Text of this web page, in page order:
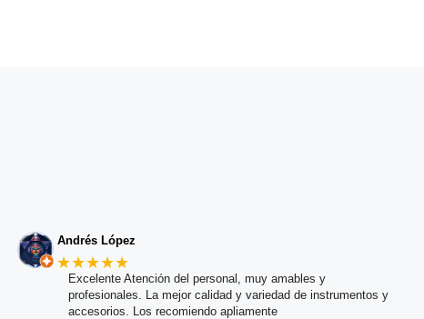
Andrés López
★★★★★
Excelente Atención del personal, muy amables y
profesionales. La mejor calidad y variedad de instrumentos y
accesorios. Los recomiendo apliamente